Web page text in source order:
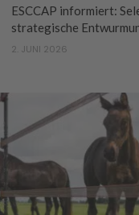
ESCCAP informiert:
strategische
2. JUNI 2026